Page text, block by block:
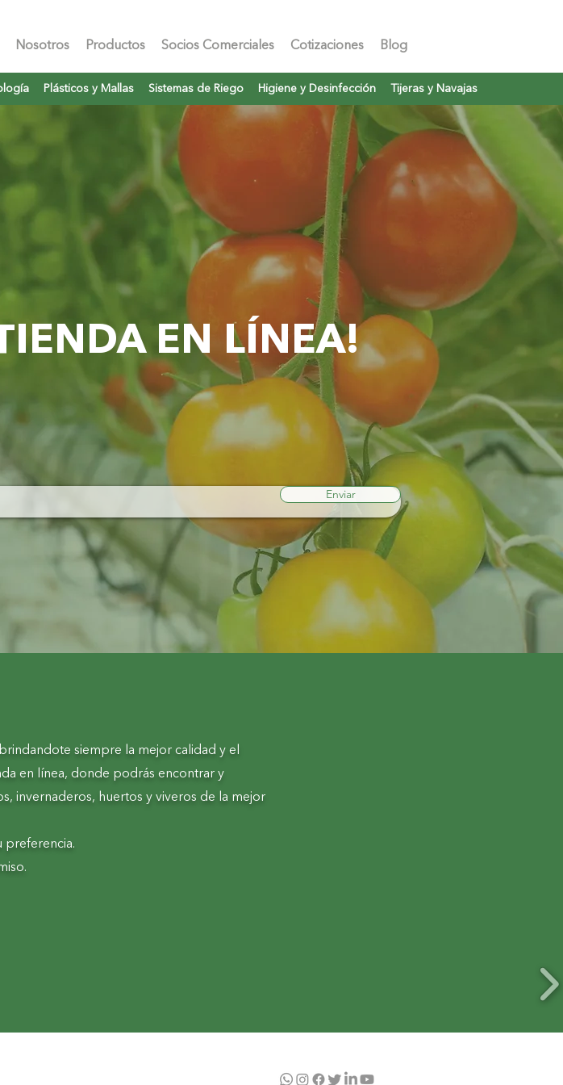
Nosotros Productos Socios Comerciales Cotizaciones Blog
Plásticos y Mallas Sistemas de Riego Higiene y Desinfección Tijeras y Navajas
EN LÍNEA!
Enviar
siempre la mejor calidad y el
en línea, donde podrás encontrar y
invernaderos, huertos y viveros de la mejor
preferencia.